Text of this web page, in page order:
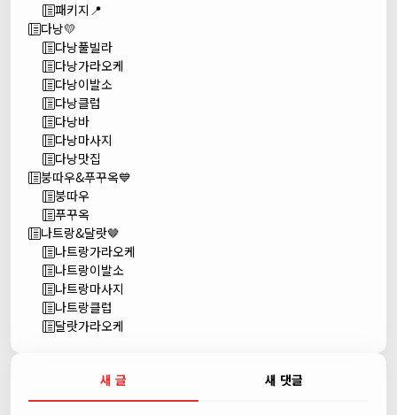
패키지📍
다낭💛
다낭풀빌라
다낭가라오케
다낭이발소
다낭클럽
다낭바
다낭마사지
다낭맛집
붕따우&푸꾸옥💙
붕따우
푸꾸옥
나트랑&달랏🤎
나트랑가라오케
나트랑이발소
나트랑마사지
나트랑클럽
달랏가라오케
새 글 새 댓글